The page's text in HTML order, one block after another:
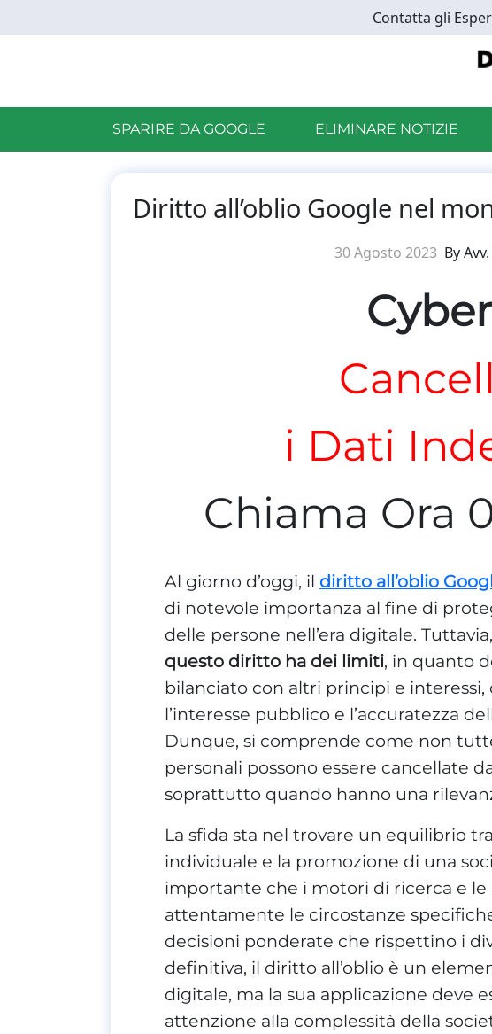
to
Contatta gli
SPARIRE DA GOOGLE ELIMINARE NOTIZIE
Diritto all’oblio Google nel
30 Agosto 2023 By
i Dati
Chiama Ora
Al giorno d’oggi, il diritto all’oblio
di notevole importanza al fine di
delle persone nell’era digitale.
questo diritto ha dei limiti, in quanto
bilanciato con altri principi e interessi,
l’interesse pubblico e l’accuratezza
Dunque, si comprende come non
personali possono essere cancellate
soprattutto quando hanno una
La sfida sta nel trovare un equilibrio
individuale e la promozione di una
importante che i motori di ricerca e
attentamente le circostanze
decisioni ponderate che rispettino i
definitiva, il diritto all’oblio è un
digitale, ma la sua applicazione deve
attenzione alla complessità della